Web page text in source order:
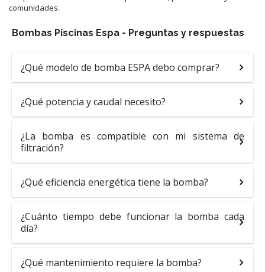
comunidades.
Bombas Piscinas Espa - Preguntas y respuestas
¿Qué modelo de bomba ESPA debo comprar?
¿Qué potencia y caudal necesito?
¿La bomba es compatible con mi sistema de
filtración?
¿Qué eficiencia energética tiene la bomba?
¿Cuánto tiempo debe funcionar la bomba cada
día?
¿Qué mantenimiento requiere la bomba?